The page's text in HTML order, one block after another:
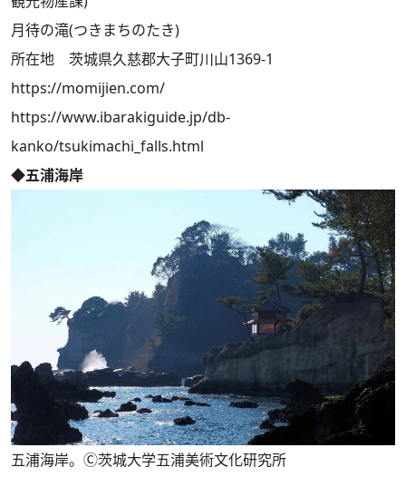
月待の滝(つきまちのたき)
所在地 茨城県久慈郡大子町川山1369-1
https://momijien.com/
https://www.ibarakiguide.jp/db-
kanko/tsukimachi_falls.html
◆五浦海岸
五浦海岸。Ⓒ茨城大学五浦美術文化研究所